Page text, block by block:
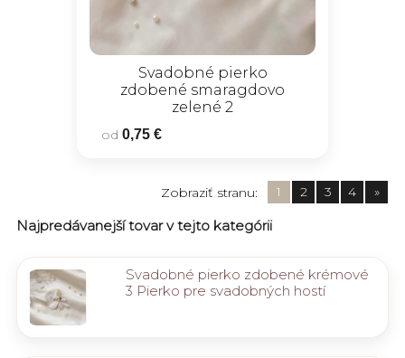
Svadobné pierko
zdobené smaragdovo
zelené 2
od 0,75 €
Zobraziť stranu: 1 2 3 4 »
Najpredávanejší tovar v tejto kategórii
Svadobné pierko zdobené krémové
3 Pierko pre svadobných hostí